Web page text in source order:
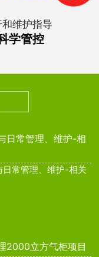
维护指导
学管控
日常管理、维护-相
日常管理、维护-相关
2000立方气柜项目